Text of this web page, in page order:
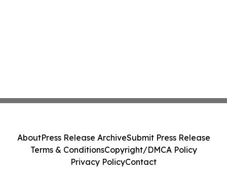
AboutPress Release ArchiveSubmit Press Release
Terms & ConditionsCopyright/DMCA Policy
Privacy PolicyContact